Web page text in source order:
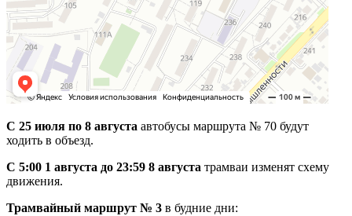
С 25 июля по 8 августа автобусы маршрута № 70 будут
ходить в объезд.
С 5:00 1 августа до 23:59 8 августа трамваи изменят схему
движения.
Трамвайный маршрут № 3 в будние дни: